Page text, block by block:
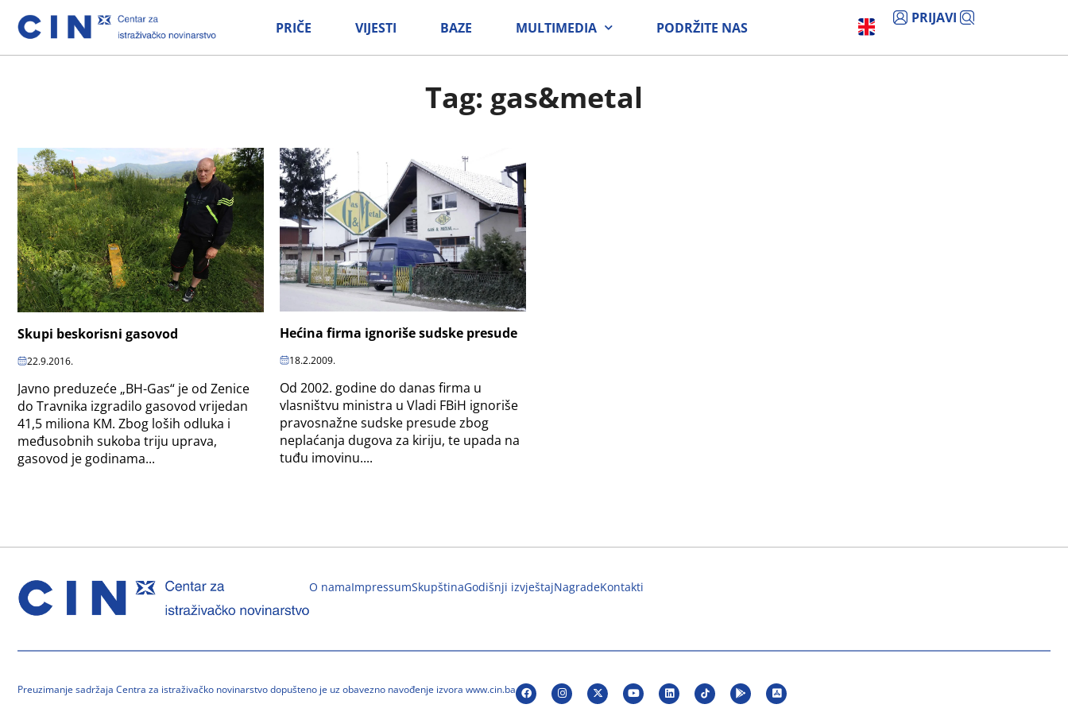
PRIČE VIJESTI BAZE MULTIMEDIA PODRŽITE NAS
PRIJAVI
Tag: gas&metal
Skupi beskorisni gasovod
22.9.2016.
Javno preduzeće „BH-Gas“ je od Zenice
do Travnika izgradilo gasovod vrijedan
41,5 miliona KM. Zbog loših odluka i
međusobnih sukoba triju uprava,
gasovod je godinama...
Hećina firma ignoriše sudske presude
18.2.2009.
Od 2002. godine do danas firma u
vlasništvu ministra u Vladi FBiH ignoriše
pravosnažne sudske presude zbog
neplaćanja dugova za kiriju, te upada na
tuđu imovinu....
O namaImpressumSkupštinaGodišnji izvještajNagradeKontakti
Preuzimanje sadržaja Centra za istraživačko novinarstvo dopušteno je uz obavezno navođenje izvora www.cin.ba